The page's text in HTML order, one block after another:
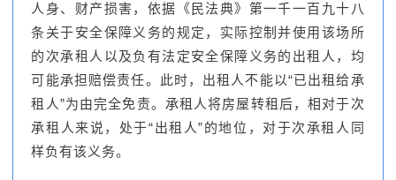
人身、财产损害，依据《民法典》第一千一百九十八
条关于安全保障义务的规定，实际控制并使用该场所
的次承租人以及负有法定安全保障义务的出租人，均
可能承担赔偿责任。此时，出租人不能以“已出租给承
租人”为由完全免责。承租人将房屋转租后，相对于次
承租人来说，处于“出租人”的地位，对于次承租人同
样负有该义务。